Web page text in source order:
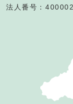
法人番号：